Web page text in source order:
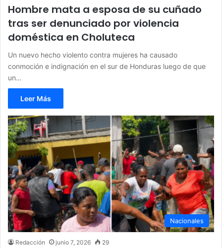
Hombre mata a esposa de su cuñado
tras ser denunciado por violencia
doméstica en Choluteca
Un nuevo hecho violento contra mujeres ha causado
conmoción e indignación en el sur de Honduras luego de que
un…
Leer Más
Nacionales
Redacción junio 7, 2026 29